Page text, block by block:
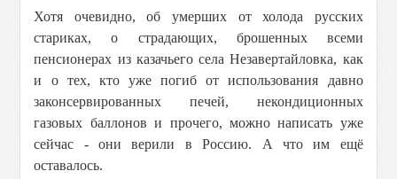
Хотя очевидно, об умерших от холода русских
стариках, о страдающих, брошенных всеми
пенсионерах из казачьего села Незавертайловка, как
и о тех, кто уже погиб от использования давно
законсервированных печей, некондиционных
газовых баллонов и прочего, можно написать уже
сейчас - они верили в Россию. А что им ещё
оставалось.